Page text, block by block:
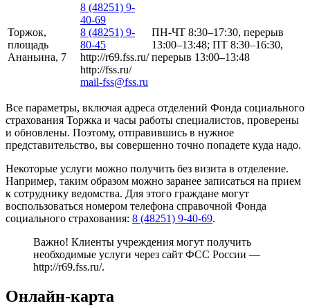
Торжок,
площадь
Ананьина, 7
8 (48251) 9-
40-69
8 (48251) 9-
80-45
http://r69.fss.ru/
http://fss.ru/
mail-fss@fss.ru
ПН-ЧТ 8:30–17:30, перерыв
13:00–13:48; ПТ 8:30–16:30,
перерыв 13:00–13:48
Все параметры, включая адреса отделений Фонда социального
страхования Торжка и часы работы специалистов, проверены
и обновлены. Поэтому, отправившись в нужное
представительство, вы совершенно точно попадете куда надо.
Некоторые услуги можно получить без визита в отделение.
Например, таким образом можно заранее записаться на прием
к сотруднику ведомства. Для этого граждане могут
воспользоваться номером телефона справочной Фонда
социального страхования: 8 (48251) 9-40-69.
Важно! Клиенты учреждения могут получить
необходимые услуги через сайт ФСС России —
http://r69.fss.ru/.
Онлайн-карта